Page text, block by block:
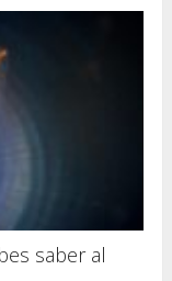
saber al